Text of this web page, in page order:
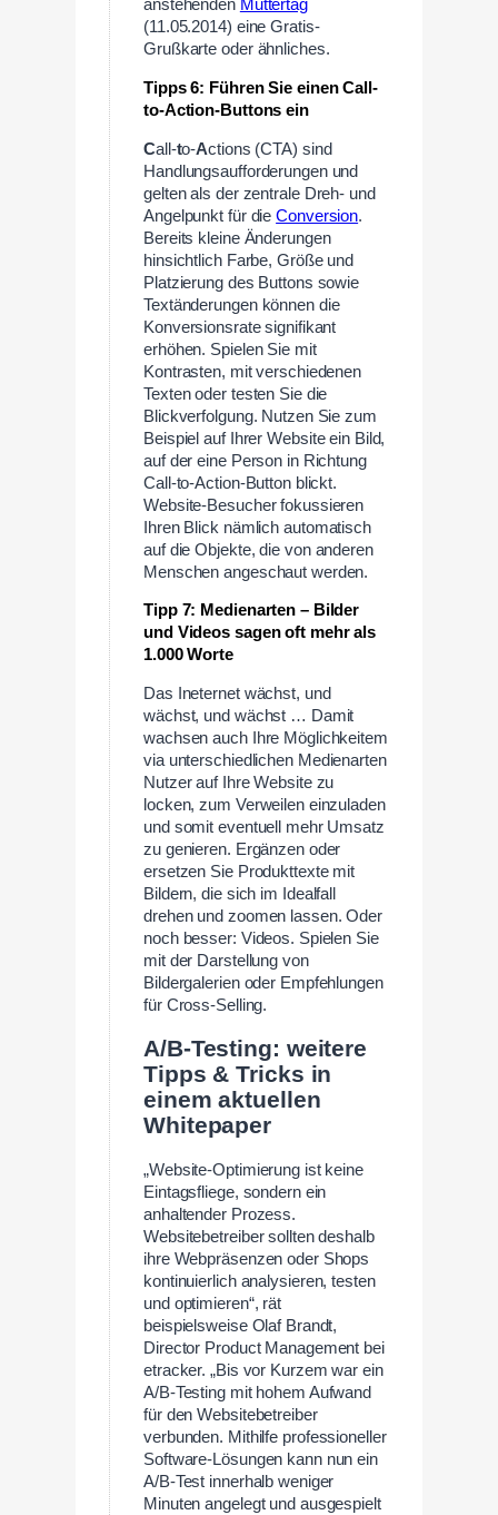
anstehenden Muttertag
(11.05.2014) eine Gratis-
Grußkarte oder ähnliches.
Tipps 6: Führen Sie einen Call-
to-Action-Buttons ein
Call-to-Actions (CTA) sind
Handlungsaufforderungen und
gelten als der zentrale Dreh- und
Angelpunkt für dieConversion.
Bereits kleine Änderungen
hinsichtlich Farbe, Größe und
Platzierung des Buttons sowie
Textänderungen können die
Konversionsrate signifikant
erhöhen. Spielen Sie mit
Kontrasten, mit verschiedenen
Texten oder testen Sie die
Blickverfolgung. Nutzen Sie zum
Beispiel auf Ihrer Website ein Bild,
auf der eine Person in Richtung
Call-to-Action-Button blickt.
Website-Besucher fokussieren
Ihren Blick nämlich automatisch
auf die Objekte, die von anderen
Menschen angeschaut werden.
Tipp 7: Medienarten – Bilder
und Videos sagen oft mehr als
1.000 Worte
Das Ineternet wächst, und
wächst, und wächst … Damit
wachsen auch Ihre Möglichkeitem
via unterschiedlichen Medienarten
Nutzer auf Ihre Website zu
locken, zum Verweilen einzuladen
und somit eventuell mehr Umsatz
zu genieren. Ergänzen oder
ersetzen Sie Produkttexte mit
Bildern, die sich im Idealfall
drehen und zoomen lassen. Oder
noch besser: Videos. Spielen Sie
mit der Darstellung von
Bildergalerien oder Empfehlungen
für Cross-Selling.
A/B-Testing: weitere
Tipps & Tricks in
einem aktuellen
Whitepaper
„Website-Optimierung ist keine
Eintagsfliege, sondern ein
anhaltender Prozess.
Websitebetreiber sollten deshalb
ihre Webpräsenzen oder Shops
kontinuierlich analysieren, testen
und optimieren“, rät
beispielsweise Olaf Brandt,
Director Product Management bei
etracker. „Bis vor Kurzem war ein
A/B-Testing mit hohem Aufwand
für den Websitebetreiber
verbunden. Mithilfe professioneller
Software-Lösungen kann nun ein
A/B-Test innerhalb weniger
Minuten angelegt und ausgespielt